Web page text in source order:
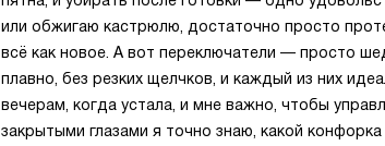
или обжигаю кастрюлю, достаточно просто
всё как новое. А вот переключатели — просто
плавно, без резких щелчков, и каждый из них
вечерам, когда устала, и мне важно, чтобы
закрытыми глазами я точно знаю, какой